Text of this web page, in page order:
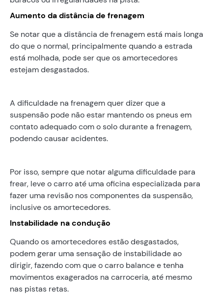
Aumento da distância de frenagem
Se notar que a distância de frenagem está mais longa
do que o normal, principalmente quando a estrada
está molhada, pode ser que os amortecedores
estejam desgastados.
A dificuldade na frenagem quer dizer que a
suspensão pode não estar mantendo os pneus em
contato adequado com o solo durante a frenagem,
podendo causar acidentes.
Por isso, sempre que notar alguma dificuldade para
frear, leve o carro até uma oficina especializada para
fazer uma revisão nos componentes da suspensão,
inclusive os amortecedores.
Instabilidade na condução
Quando os amortecedores estão desgastados,
podem gerar uma sensação de instabilidade ao
dirigir, fazendo com que o carro balance e tenha
movimentos exagerados na carroceria, até mesmo
nas pistas retas.